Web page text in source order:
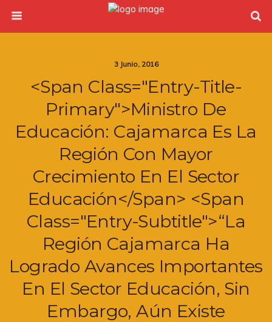
3 Junio, 2016
<span Class="entry-Title-
Primary">Ministro De
Educación: Cajamarca Es La
Región Con Mayor
Crecimiento En El Sector
Educación</span> <span
Class="entry-Subtitle">“La
Región Cajamarca Ha
Logrado Avances Importantes
En El Sector Educación, Sin
Embargo, Aún Existe